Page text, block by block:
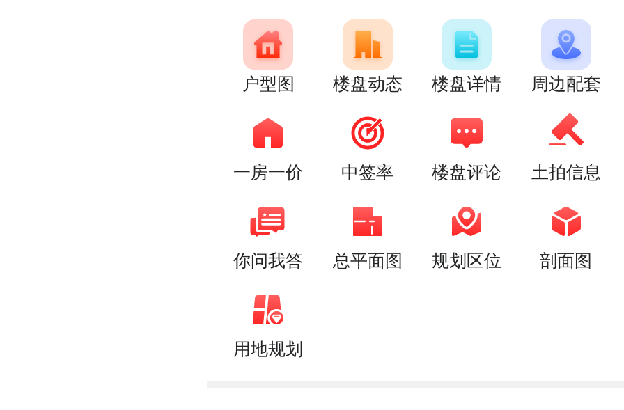
户型图 楼盘动态 楼盘详情 周边配套
一房一价 中签率 楼盘评论 土拍信息
你问我答 总平面图 规划区位 剖面图
用地规划